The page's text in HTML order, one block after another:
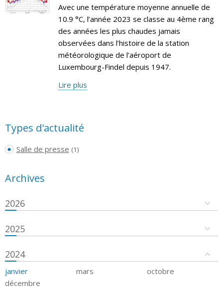
Avec une température moyenne annuelle de
10.9 °C, l’année 2023 se classe au 4ème rang
des années les plus chaudes jamais
observées dans l’histoire de la station
météorologique de l’aéroport de
Luxembourg-Findel depuis 1947.
Lire plus
Types d'actualité
Salle de presse (1)
Archives
2026
2025
2024
janvier mars
octobre
décembre